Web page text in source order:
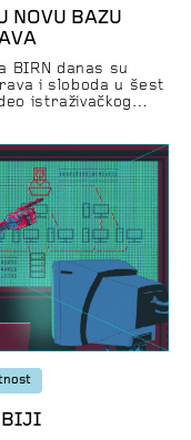
NOVU BAZU
BIRN danas su
i sloboda u šest
istraživačkog
sveta digitalnih
baza prati
Hrvatskoj,
[…]